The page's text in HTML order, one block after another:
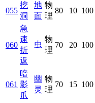
055
挖
洞
地
面
物
理
80 10 100
060
急
速
折
返
虫
物
理
70 20 100
061
暗
影
爪
幽
灵
物
理
70 15 100